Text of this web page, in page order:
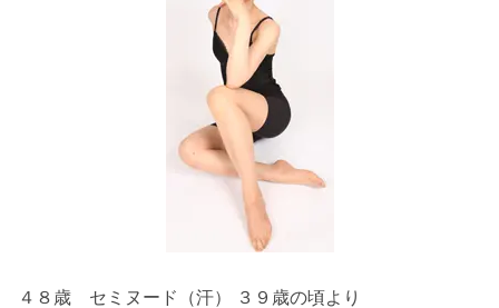
４８歳 セミヌード（汗） ３９歳の頃より